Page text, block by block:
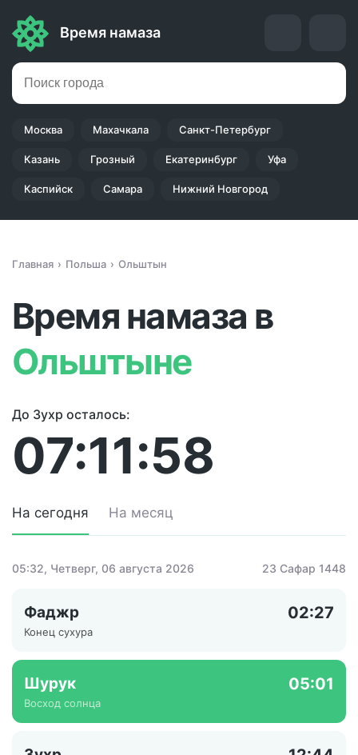
Время намаза
Москва Махачкала Санкт-Петербург
Казань Грозный Екатеринбург Уфа
Каспийск Самара Нижний Новгород
Главная Польша Ольштын
Время намаза в
Ольштыне
До Зухр осталось:
07:11:58
На сегодня На месяц
05:32, Четверг, 06 августа 2026 23 Сафар 1448
Фаджр 02:27
Конец сухура
Шурук 05:01
Восход солнца